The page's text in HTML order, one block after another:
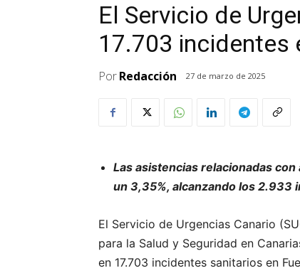
El Servicio de
17.703 incidentes
PorRedacción 27 de marzo de 2025
Las asistencias relacionadas
un 3,35%, alcanzando los 2.933
El Servicio de Urgencias Canario
para la Salud y Seguridad en
en 17.703 incidentes sanitarios en